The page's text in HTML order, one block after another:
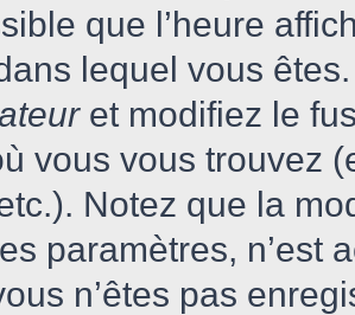
que l’heure
lequel vous
et modifiez le
vous vous trouvez
Notez que la
paramètres, n’est
n’êtes pas